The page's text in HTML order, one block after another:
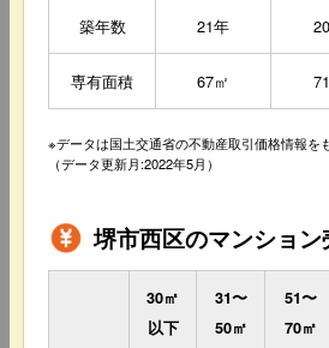
築年数 21年
専有面積 67㎡
※データは国土交通省の不動産取引価格情報を
（データ更新月:2022年5月）
堺市西区のマンショ
30㎡
以下
31〜
50㎡
51〜
70㎡